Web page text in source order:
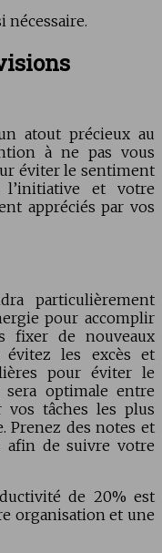
nécessaire.
atout précieux au
à ne pas vous
éviter le sentiment
l’initiative et votre
appréciés par vos
particulièrement
pour accomplir
fixer de nouveaux
évitez les excès et
pour éviter le
sera optimale entre
vos tâches les plus
Prenez des notes et
afin de suivre votre
de 20% est
organisation et une